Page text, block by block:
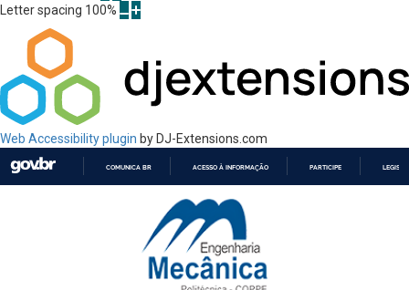
Letter spacing 100%
Web Accessibility plugin by DJ-Extensions.com
PARA
CONTEÚDO
COMUNICA BR ACESSO À INFORMAÇÃO PARTICIPE